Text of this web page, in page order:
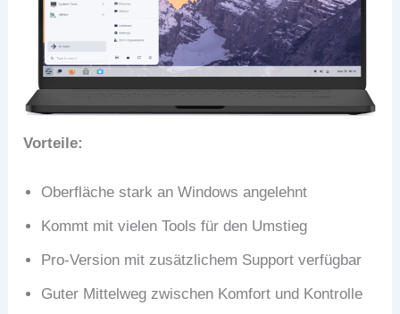
Vorteile:
Oberfläche stark an Windows angelehnt
Kommt mit vielen Tools für den Umstieg
Pro-Version mit zusätzlichem Support verfügbar
Guter Mittelweg zwischen Komfort und Kontrolle